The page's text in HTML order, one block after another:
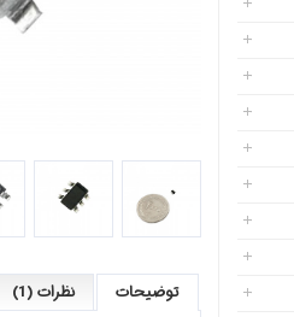
توضیحات نظرات (1)